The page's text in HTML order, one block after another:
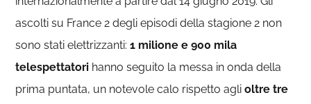
ascolti su France 2 degli episodi della stagione 2 non
sono stati elettrizzanti:1 milione e 900 mila
telespettatori hanno seguito la messa in onda della
prima puntata, un notevole calo rispetto aglioltre tre